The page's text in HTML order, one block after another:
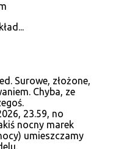
Surowe, złożone,
Chyba, ze
23.59, no
nocny marek
umieszczamy